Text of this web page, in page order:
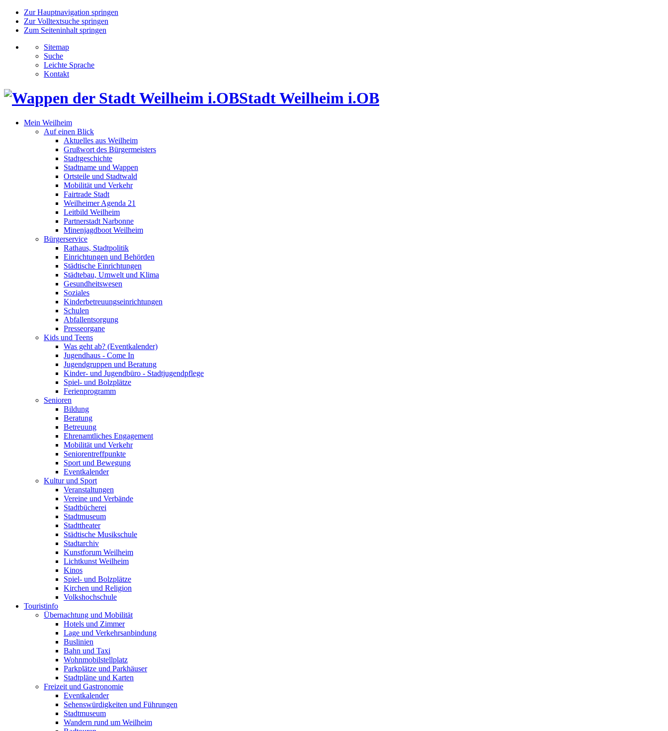
Zur Hauptnavigation springen
Zur Volltextsuche springen
Zum Seiteninhalt springen
Sitemap
Suche
Leichte Sprache
Kontakt
Stadt Weilheim i.OB
Mein Weilheim
Auf einen Blick
Aktuelles aus Weilheim
Grußwort des Bürgermeisters
Stadtgeschichte
Stadtname und Wappen
Ortsteile und Stadtwald
Mobilität und Verkehr
Fairtrade Stadt
Weilheimer Agenda 21
Leitbild Weilheim
Partnerstadt Narbonne
Minenjagdboot Weilheim
Bürgerservice
Rathaus, Stadtpolitik
Einrichtungen und Behörden
Städtische Einrichtungen
Städtebau, Umwelt und Klima
Gesundheitswesen
Soziales
Kinderbetreuungseinrichtungen
Schulen
Abfallentsorgung
Presseorgane
Kids und Teens
Was geht ab? (Eventkalender)
Jugendhaus - Come In
Jugendgruppen und Beratung
Kinder- und Jugendbüro - Stadtjugendpflege
Spiel- und Bolzplätze
Ferienprogramm
Senioren
Bildung
Beratung
Betreuung
Ehrenamtliches Engagement
Mobilität und Verkehr
Seniorentreffpunkte
Sport und Bewegung
Eventkalender
Kultur und Sport
Veranstaltungen
Vereine und Verbände
Stadtbücherei
Stadtmuseum
Stadttheater
Städtische Musikschule
Stadtarchiv
Kunstforum Weilheim
Lichtkunst Weilheim
Kinos
Spiel- und Bolzplätze
Kirchen und Religion
Volkshochschule
Touristinfo
Übernachtung und Mobilität
Hotels und Zimmer
Lage und Verkehrsanbindung
Buslinien
Bahn und Taxi
Wohnmobilstellplatz
Parkplätze und Parkhäuser
Stadtpläne und Karten
Freizeit und Gastronomie
Eventkalender
Sehenswürdigkeiten und Führungen
Stadtmuseum
Wandern rund um Weilheim